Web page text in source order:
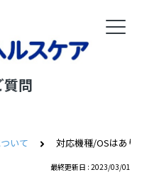
質問
いて 対応機種/OSはあり
最終更新日 : 2023/03/01